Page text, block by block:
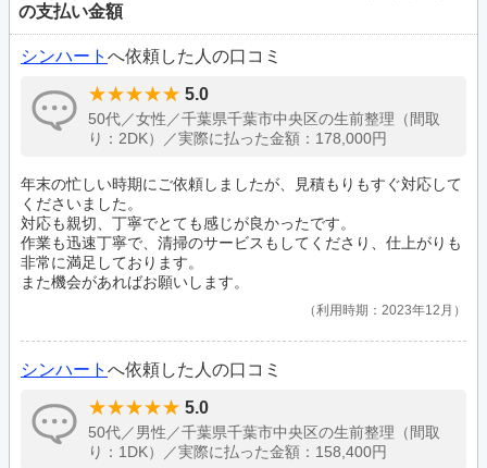
の支払い金額
シンハート へ依頼した人の口コミ
5.0
50代／女性／千葉県千葉市中央区の生前整理（間取
り：2DK）／実際に払った金額：178,000円
年末の忙しい時期にご依頼しましたが、見積もりもすぐ対応して
くださいました。
対応も親切、丁寧でとても感じが良かったです。
作業も迅速丁寧で、清掃のサービスもしてくださり、仕上がりも
非常に満足しております。
また機会があればお願いします。
利用時期：2023年12月
シンハート へ依頼した人の口コミ
5.0
50代／男性／千葉県千葉市中央区の生前整理（間取
り：1DK）／実際に払った金額：158,400円